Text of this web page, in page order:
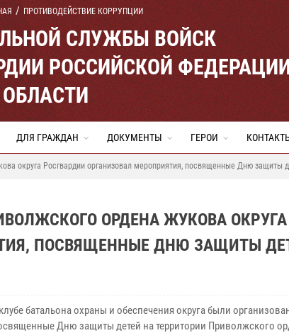
ПРОТИВОДЕЙСТВИЕ КОРРУПЦИИ
СЛУЖБЫ ВОЙСК
РОССИЙСКОЙ
ДЛЯ ГРАЖДАН ДОКУМЕНТЫ ГЕРОИ
округа Росгвардии организовал мероприятия, посвященные Дню защиты
ОРДЕНА ЖУКОВА ОКРУГА
ПОСВЯЩЕННЫЕ ДНЮ ЗАЩИТЫ
батальона охраны и обеспечения округа были
Дню защиты детей на территории Приволжского